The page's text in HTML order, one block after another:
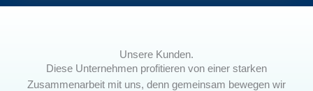
Unsere Kunden.
Diese Unternehmen profitieren von einer starken
Zusammenarbeit mit uns, denn gemeinsam bewegen wir